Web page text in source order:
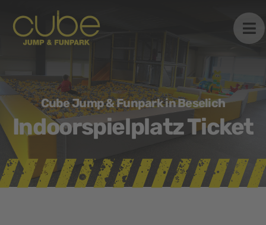
Inhalt
springen
Cube Jump & Funpark in Beselich
Indoorspielplatz Ticket